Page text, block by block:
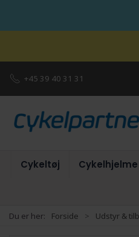
+45 39 40 31 31
Cykeltøj Cykelhjelme
Du er her: Forside Udstyr &